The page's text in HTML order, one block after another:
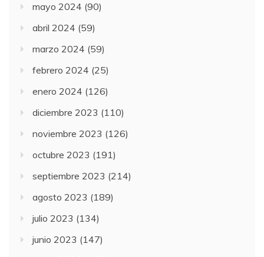
mayo 2024 (90)
abril 2024 (59)
marzo 2024 (59)
febrero 2024 (25)
enero 2024 (126)
diciembre 2023 (110)
noviembre 2023 (126)
octubre 2023 (191)
septiembre 2023 (214)
agosto 2023 (189)
julio 2023 (134)
junio 2023 (147)